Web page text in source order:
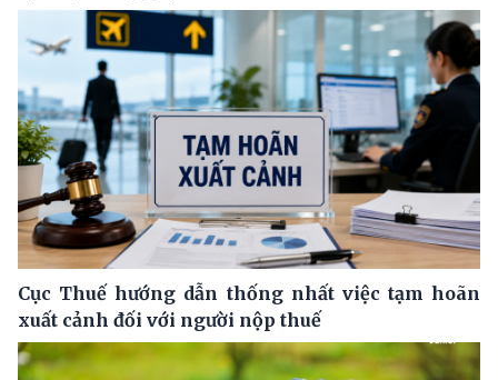
Cục Thuế hướng dẫn thống nhất việc tạm hoãn
xuất cảnh đối với người nộp thuế